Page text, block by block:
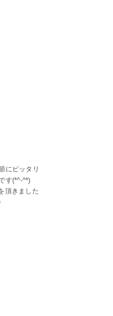
にピッタリ
す(*^-^*)
頂きました